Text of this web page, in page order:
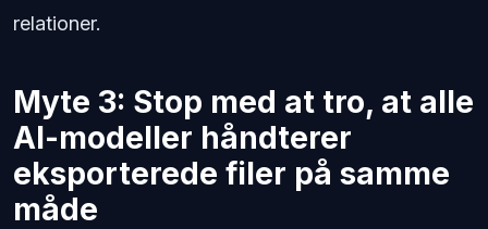
relationer.
Myte 3: Stop med at tro, at alle
AI-modeller håndterer
eksporterede filer på samme
måde